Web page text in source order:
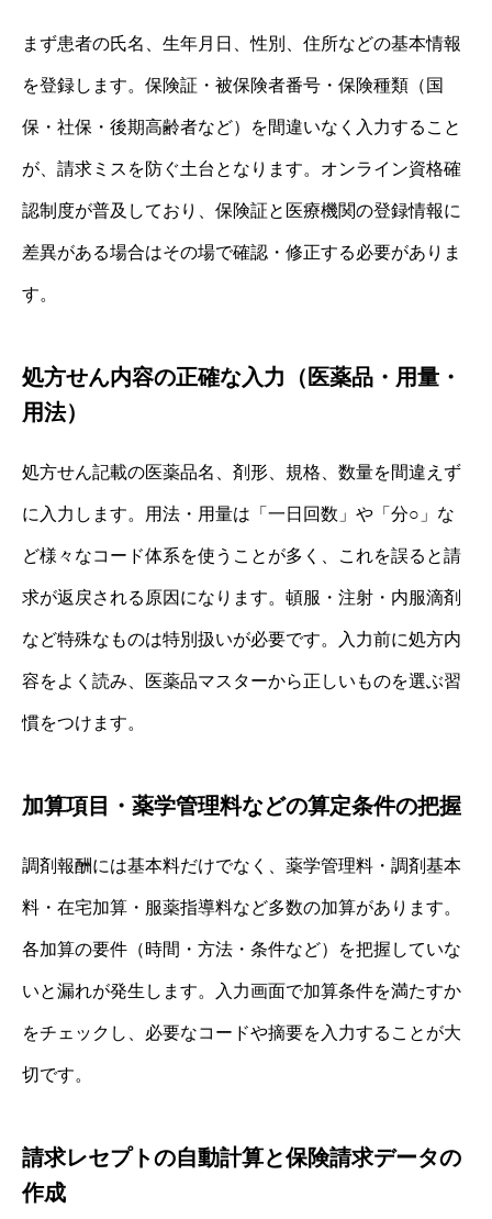
まず患者の氏名、生年月日、性別、住所などの基本情報
を登録します。保険証・被保険者番号・保険種類（国
保・社保・後期高齢者など）を間違いなく入力すること
が、請求ミスを防ぐ土台となります。オンライン資格確
認制度が普及しており、保険証と医療機関の登録情報に
差異がある場合はその場で確認・修正する必要がありま
す。
処方せん内容の正確な入力（医薬品・用量・
用法）
処方せん記載の医薬品名、剤形、規格、数量を間違えず
に入力します。用法・用量は「一日回数」や「分○」な
ど様々なコード体系を使うことが多く、これを誤ると請
求が返戻される原因になります。頓服・注射・内服滴剤
など特殊なものは特別扱いが必要です。入力前に処方内
容をよく読み、医薬品マスターから正しいものを選ぶ習
慣をつけます。
加算項目・薬学管理料などの算定条件の把握
調剤報酬には基本料だけでなく、薬学管理料・調剤基本
料・在宅加算・服薬指導料など多数の加算があります。
各加算の要件（時間・方法・条件など）を把握していな
いと漏れが発生します。入力画面で加算条件を満たすか
をチェックし、必要なコードや摘要を入力することが大
切です。
請求レセプトの自動計算と保険請求データの
作成